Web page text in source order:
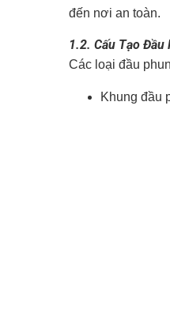
đến nơi an toàn.
1.2. Cấu Tạo
Các loại đầu
Khung đầu